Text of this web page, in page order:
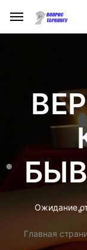
Ожидание
Главная